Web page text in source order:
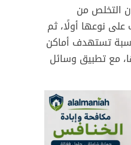
التخلص من
نوعها أولًا، ثم
تستهدف أماكن
مع تطبيق وسائل